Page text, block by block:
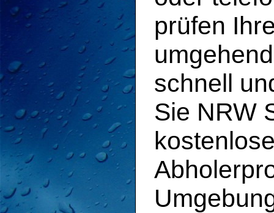
prüfen
schnell
Sie NRW